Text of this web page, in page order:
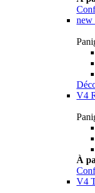
new
V4
À
V4